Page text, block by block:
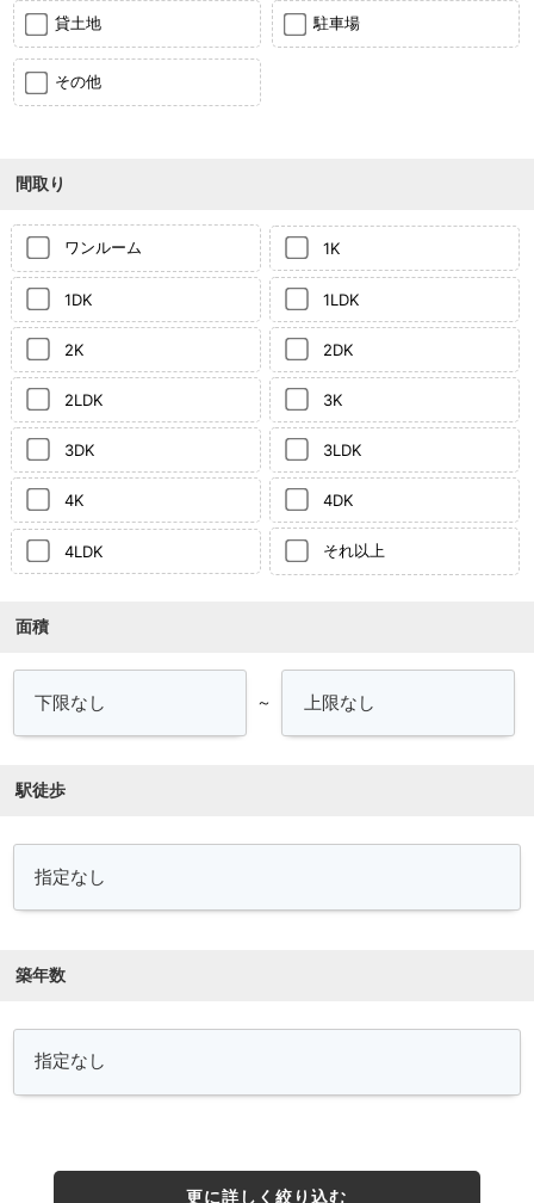
貸土地 駐車場
その他
間取り
ワンルーム 1K
1DK 1LDK
2K 2DK
2LDK 3K
3DK 3LDK
4K 4DK
4LDK それ以上
面積
～
駅徒歩
築年数
更に詳しく絞り込む